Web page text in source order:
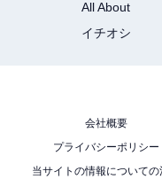
All About
イチオシ
会社概要
プライバシーポリシー
当サイトの情報についての